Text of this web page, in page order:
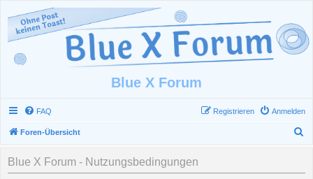
Blue X Forum
FAQ Anmelden
Registrieren
Foren-Übersicht
Blue X Forum - Nutzungsbedingungen